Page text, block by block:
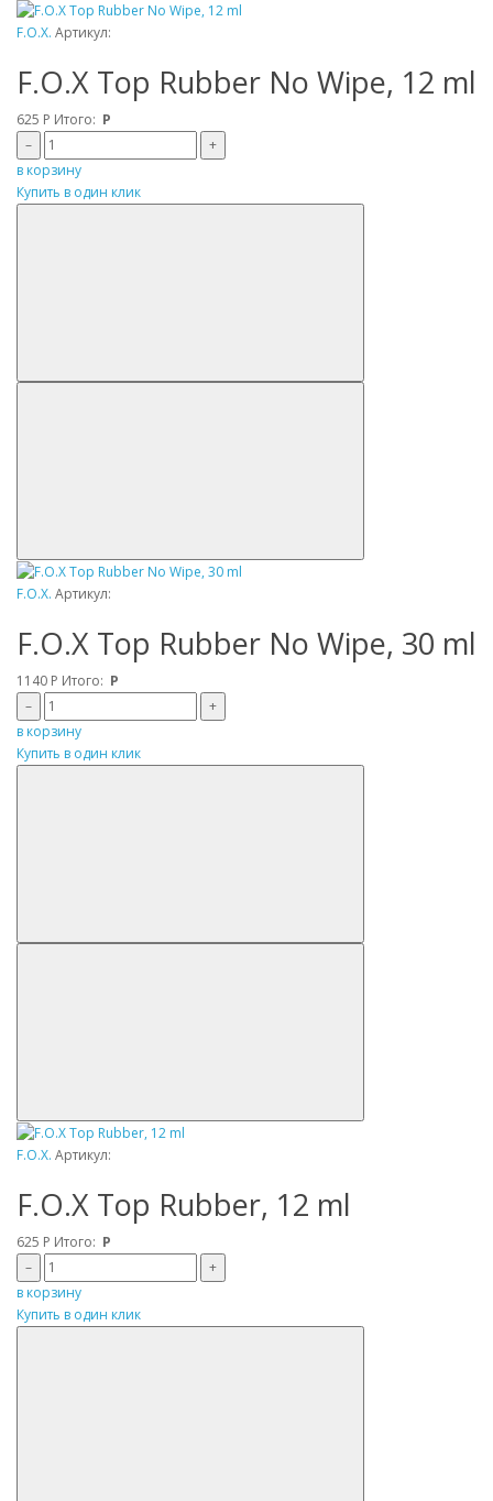
F.O.X. Артикул:
F.O.X Top Rubber No Wipe, 12 ml
625 Р Итого: Р
–
+
в корзину
Купить в один клик
F.O.X. Артикул:
F.O.X Top Rubber No Wipe, 30 ml
1140 Р Итого: Р
–
+
в корзину
Купить в один клик
F.O.X. Артикул:
F.O.X Top Rubber, 12 ml
625 Р Итого: Р
–
+
в корзину
Купить в один клик